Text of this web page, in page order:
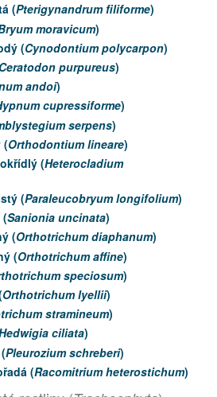
(Pterigynandrum filiforme)
moravicum)
(Cynodontium polycarpon)
Ceratodon purpureus)
andoi)
cupressiforme)
serpens)
(Orthodontium lineare)
(Heterocladium
(Paraleucobryum longifolium)
Sanionia uncinata)
(Orthotrichum diaphanum)
(Orthotrichum affine)
speciosum)
Orthotrichum lyellii)
stramineum)
ciliata)
Pleurozium schreberi)
(Racomitrium heterostichum)